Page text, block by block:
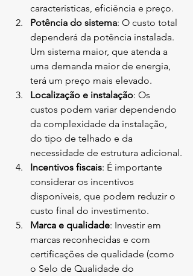
características, eficiência e preço.
Potência do sistema: O custo total
dependerá da potência instalada.
Um sistema maior, que atenda a
uma demanda maior de energia,
terá um preço mais elevado.
Localização e instalação: Os
custos podem variar dependendo
da complexidade da instalação,
do tipo de telhado e da
necessidade de estrutura adicional.
Incentivos fiscais: É importante
considerar os incentivos
disponíveis, que podem reduzir o
custo final do investimento.
Marca e qualidade: Investir em
marcas reconhecidas e com
certificações de qualidade (como
o Selo de Qualidade do